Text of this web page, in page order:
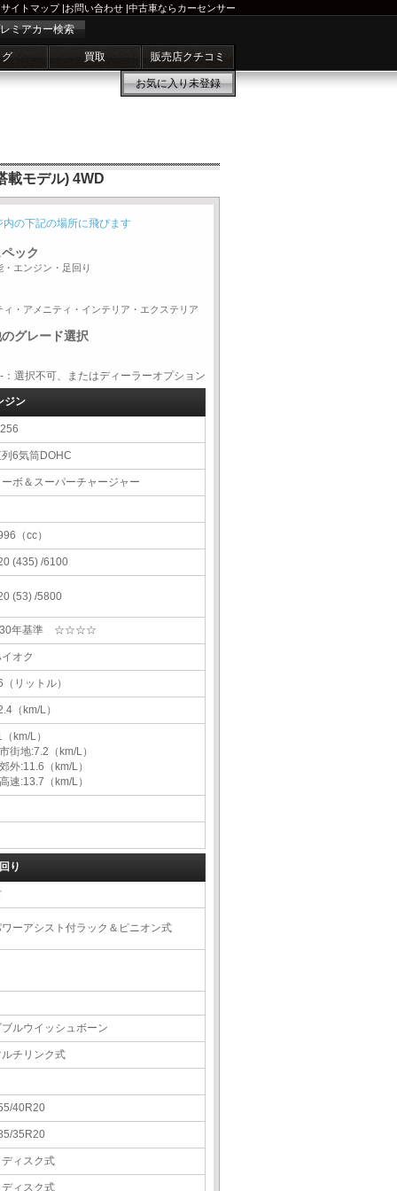
サイトマップ|お問い合わせ |中古車ならカーセンサー
ミアカー検索
買取 販売店クチコミ
お気に入り未登録
載モデル) 4WD
内の下記の場所に飛びます
ック
・エンジン・足回り
ィ・アメニティ・インテリア・エクステリア
グレード選択
択不可、またはディーラーオプション
ジン
6気筒DOHC
ボ＆スーパーチャージャー
（cc）
(435) /6100
(53) /5800
年基準 ☆☆☆☆
オク
（リットル）
（km/L）
km/L）
街地:7.2（km/L）
外:11.6（km/L）
速:13.7（km/L）
り
ーアシスト付ラック＆ピニオン式
ルウイッシュボーン
チリンク式
40R20
35R20
ィスク式
ィスク式